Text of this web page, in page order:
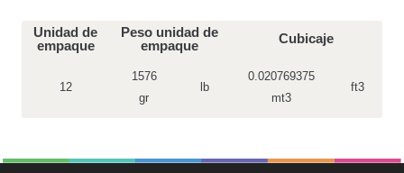
Unidad de
empaque
Peso unidad de
empaque
Cubicaje
12
1576
gr
lb
0.020769375
mt3
ft3